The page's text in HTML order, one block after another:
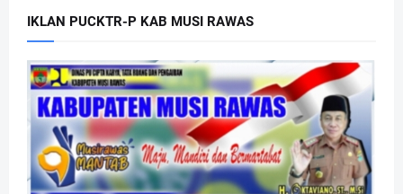
IKLAN PUCKTR-P KAB MUSI RAWAS